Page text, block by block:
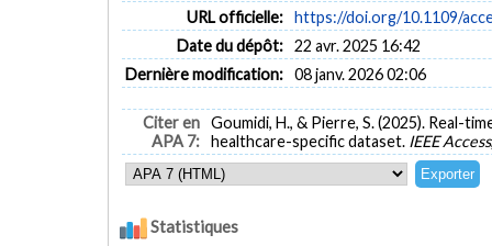
URL officielle: https://doi.org/10.1109/
Date du dépôt: 22 avr. 2025 16:42
Dernière modification: 08 janv. 2026 02:06
Citer en
APA 7:
Goumidi, H., & Pierre, S. (2025). Real-
healthcare-specific dataset. IEEE Access
Statistiques